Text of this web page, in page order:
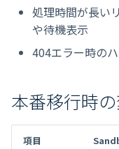
処理時間が長い
や待機表示
404エラー時の
本番移行時
項目